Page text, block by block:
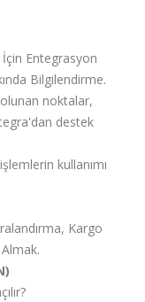
Entegrasyon
Bilgilendirme.
noktalar,
destek
kullanımı
Kargo
Almak.